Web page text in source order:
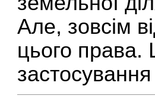
Але, зовсім
цього права.